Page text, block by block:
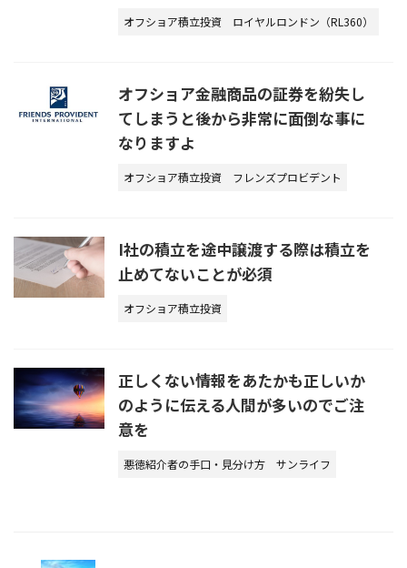
オフショア積立投資 ロイヤルロンドン（RL360）
オフショア金融商品の証券を紛失し
てしまうと後から非常に面倒な事に
なりますよ
オフショア積立投資 フレンズプロビデント
I社の積立を途中譲渡する際は積立を
止めてないことが必須
オフショア積立投資
正しくない情報をあたかも正しいか
のように伝える人間が多いのでご注
意を
悪徳紹介者の手口・見分け方 サンライフ